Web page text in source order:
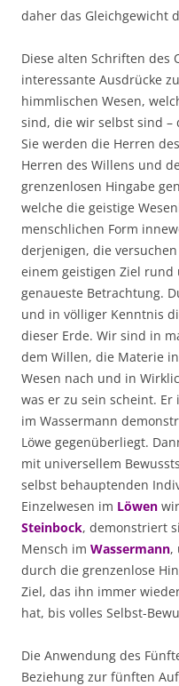
daher das Gleichgewicht
Diese alten Schriften des
interessante Ausdrücke
himmlischen Wesen,
sind, die wir selbst sind –
Sie werden die Herren
Herren des Willens und
grenzenlosen Hingabe
welche die geistige
menschlichen Form
derjenigen, die
einem geistigen Ziel rund
genaueste Betrachtung.
und in völliger Kenntnis
dieser Erde. Wir sind in
dem Willen, die Materie
Wesen nach und in
was er zu sein scheint.
im Wassermann
Löwe gegenüberliegt.
mit universellem
selbst behauptenden
Einzelwesen im Löwen
Steinbock, demonstriert
Mensch im Wassermann,
durch die grenzenlose
Ziel, das ihn immer
hat, bis volles Selbst-
Die Anwendung des
Beziehung zur fünften